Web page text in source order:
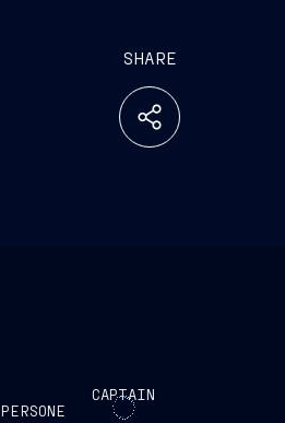
SHARE
PERSONE
CAPTAIN